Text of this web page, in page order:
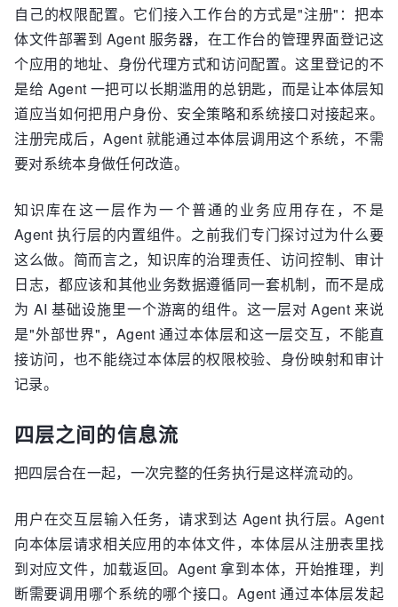
自己的权限配置。它们接入工作台的方式是"注册"：把本
体文件部署到 Agent 服务器，在工作台的管理界面登记这
个应用的地址、身份代理方式和访问配置。这里登记的不
是给 Agent 一把可以长期滥用的总钥匙，而是让本体层知
道应当如何把用户身份、安全策略和系统接口对接起来。
注册完成后，Agent 就能通过本体层调用这个系统，不需
要对系统本身做任何改造。
知识库在这一层作为一个普通的业务应用存在，不是
Agent 执行层的内置组件。之前我们专门探讨过为什么要
这么做。简而言之，知识库的治理责任、访问控制、审计
日志，都应该和其他业务数据遵循同一套机制，而不是成
为 AI 基础设施里一个游离的组件。这一层对 Agent 来说
是"外部世界"，Agent 通过本体层和这一层交互，不能直
接访问，也不能绕过本体层的权限校验、身份映射和审计
记录。
四层之间的信息流
把四层合在一起，一次完整的任务执行是这样流动的。
用户在交互层输入任务，请求到达 Agent 执行层。Agent
向本体层请求相关应用的本体文件，本体层从注册表里找
到对应文件，加载返回。Agent 拿到本体，开始推理，判
断需要调用哪个系统的哪个接口。Agent 通过本体层发起